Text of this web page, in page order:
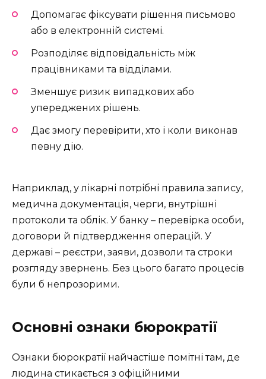
Допомагає фіксувати рішення письмово
або в електронній системі.
Розподіляє відповідальність між
працівниками та відділами.
Зменшує ризик випадкових або
упереджених рішень.
Дає змогу перевірити, хто і коли виконав
певну дію.
Наприклад, у лікарні потрібні правила запису,
медична документація, черги, внутрішні
протоколи та облік. У банку – перевірка особи,
договори й підтвердження операцій. У
державі – реєстри, заяви, дозволи та строки
розгляду звернень. Без цього багато процесів
були б непрозорими.
Основні ознаки бюрократії
Ознаки бюрократії найчастіше помітні там, де
людина стикається з офіційними